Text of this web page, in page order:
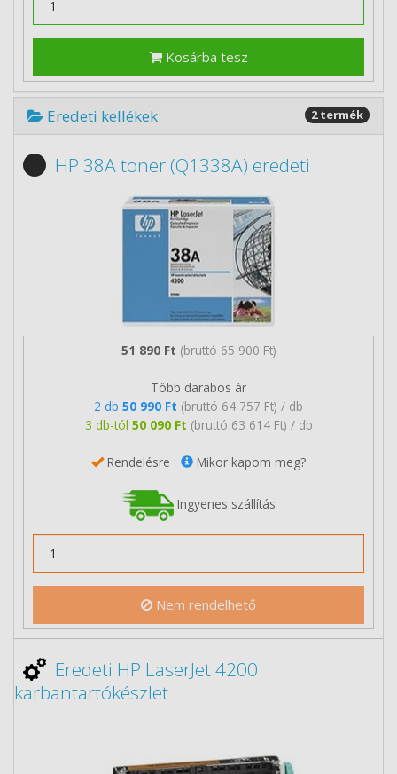
Kosárba tesz
Eredeti kellékek 2 termék
HP 38A toner (Q1338A) eredeti
51 890 Ft (bruttó 65 900 Ft)
Több darabos ár
2 db 50 990 Ft (bruttó 64 757 Ft) / db
3 db-tól 50 090 Ft (bruttó 63 614 Ft) / db
Rendelésre Mikor kapom meg?
Ingyenes szállítás
Nem rendelhető
Eredeti HP LaserJet 4200
karbantartókészlet